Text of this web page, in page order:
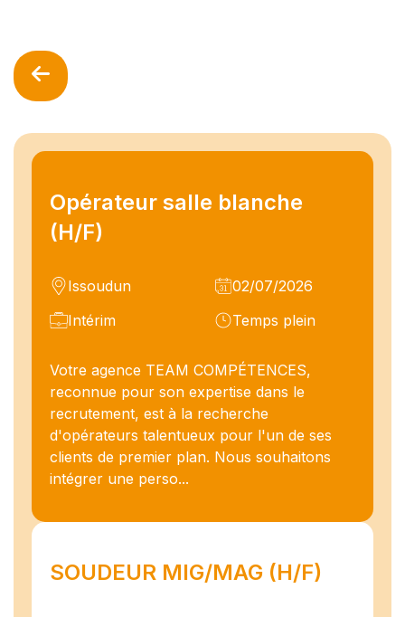
Opérateur salle blanche
(H/F)
Issoudun
02/07/2026
Intérim
Temps plein
Votre agence TEAM COMPÉTENCES,
reconnue pour son expertise dans le
recrutement, est à la recherche
d'opérateurs talentueux pour l'un de ses
clients de premier plan. Nous souhaitons
intégrer une perso...
SOUDEUR MIG/MAG (H/F)